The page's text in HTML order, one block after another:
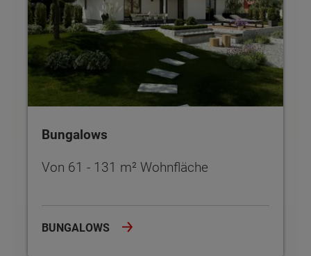
Bungalows
Von 61 - 131 m² Wohnfläche
BUNGALOWS